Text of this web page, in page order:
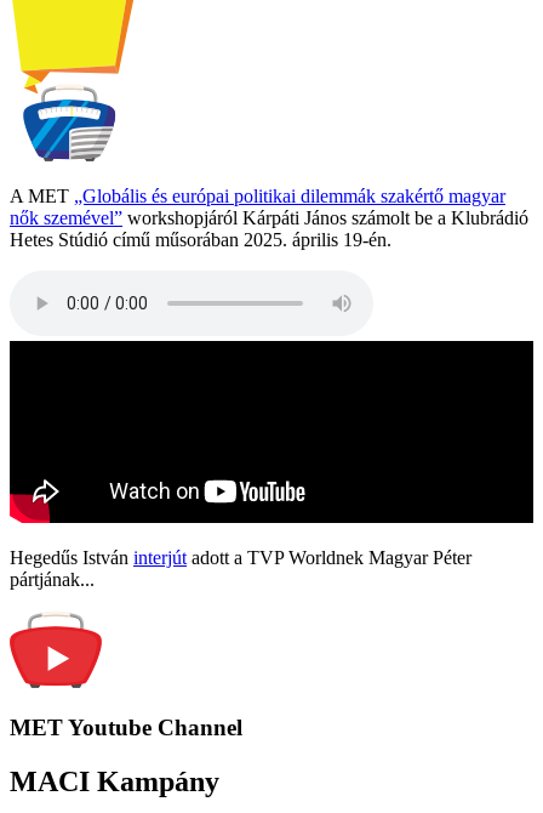
A MET „Globális és európai politikai dilemmák szakértő magyar
nők szemével” workshopjáról Kárpáti János számolt be a Klubrádió
Hetes Stúdió című műsorában 2025. április 19-én.
Hegedűs István interjút adott a TVP Worldnek Magyar Péter
pártjának...
MET Youtube Channel
MACI Kampány